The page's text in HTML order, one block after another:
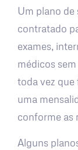
Um plano
contratado
exames,
médicos
toda vez que
uma
conforme as
Alguns